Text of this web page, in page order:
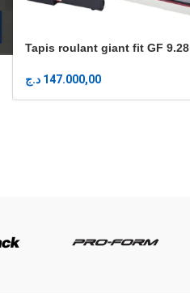
Tapis roulant giant fit GF 9.28
147.000,00 د.ج